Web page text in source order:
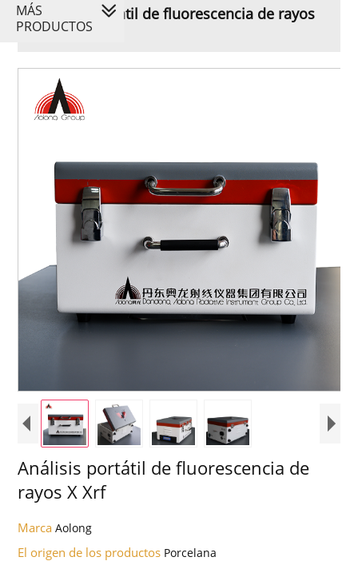
Análisis portátil de fluorescencia de rayos
X Xrf
Análisis portátil de fluorescencia de
rayos X Xrf
MarcaAolong
El origen de los productos Porcelana
MÁS
PRODUCTOS